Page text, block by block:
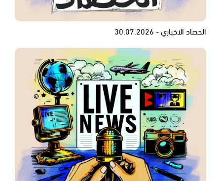
الحصاد الاخباري - 30.07.2026